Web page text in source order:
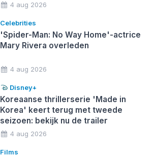
4 aug 2026
Celebrities
'Spider-Man: No Way Home'-actrice
Mary Rivera overleden
4 aug 2026
Disney+
Koreaanse thrillerserie 'Made in
Korea' keert terug met tweede
seizoen: bekijk nu de trailer
4 aug 2026
Films